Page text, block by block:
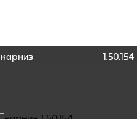
карниз 1.50.154